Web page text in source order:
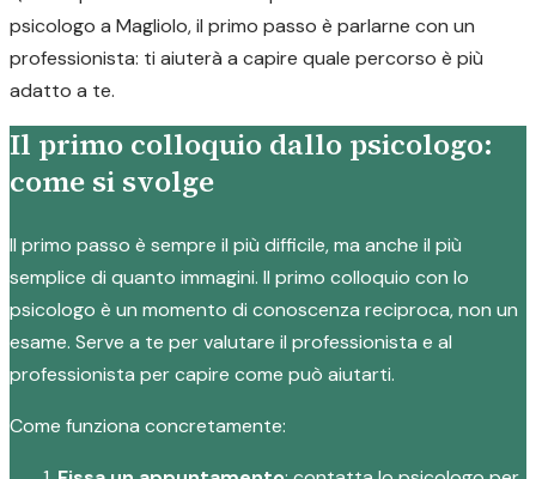
psicologo a Magliolo, il primo passo è parlarne con un
professionista: ti aiuterà a capire quale percorso è più
adatto a te.
Il primo colloquio dallo psicologo:
come si svolge
Il primo passo è sempre il più difficile, ma anche il più
semplice di quanto immagini. Il primo colloquio con lo
psicologo è un momento di conoscenza reciproca, non un
esame. Serve a te per valutare il professionista e al
professionista per capire come può aiutarti.
Come funziona concretamente: